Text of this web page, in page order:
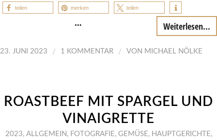
teilen merken teilen
… Weiterlesen...
23. JUNI 2023 / 1 KOMMENTAR / VON MICHAEL NÖLKE
ROASTBEEF MIT SPARGEL UND
VINAIGRETTE
2023, ALLGEMEIN , FOTOGRAFIE, GEMÜSE, HAUPTGERICHTE,